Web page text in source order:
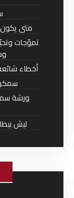
متى
تموّجات
أخطاء
ورشة
ليش